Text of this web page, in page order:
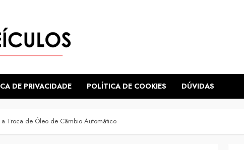
DE PRIVACIDADE POLÍTICA DE COOKIES DÚVIDAS
Troca de Óleo de Câmbio Automático